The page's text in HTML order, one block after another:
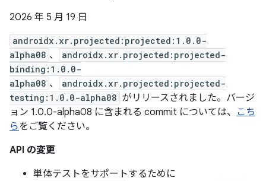
2026 年 5 月 19 日
androidx.xr.projected:projected:1.0.0-
alpha08 、
androidx.xr.projected:projected-
binding:1.0.0-
alpha08 、
androidx.xr.projected:projected-
testing:1.0.0-alpha08 がリリースされました。バージ
ョン 1.0.0-alpha08 に含まれる commit については、 こち
らをご覧ください。
API の変更
単体テストをサポートするために